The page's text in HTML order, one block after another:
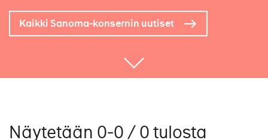
Kaikki Sanoma-konsernin uutiset
Näytetään 0-0 / 0 tulosta